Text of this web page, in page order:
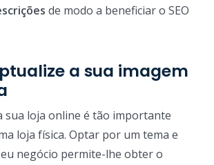
de modo a beneficiar o SEO
a sua imagem
sua loja online é tão importante
loja física. Optar por um tema e
negócio permite-lhe obter o